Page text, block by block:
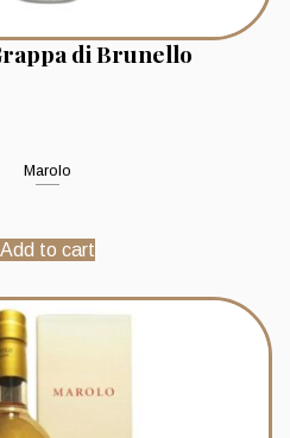
di Brunello
Marolo
Add to cart